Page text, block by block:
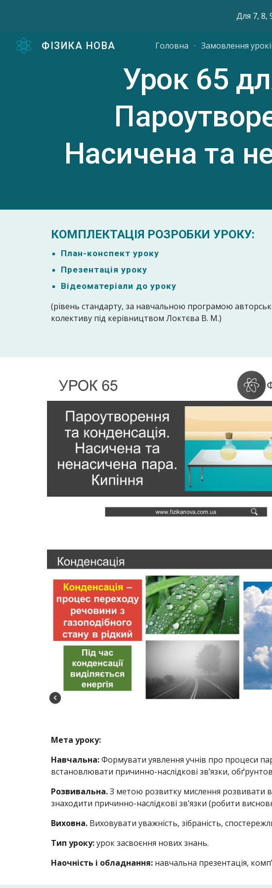
Skip to main
Для 7, 8,
ФІЗИКА НОВА Головна Замовлення
Урок 65
Насичена та
КОМПЛЕКТАЦІЯ РОЗРОБКИ УРОКУ:
План-конспект уроку
Презентація уроку
Відеоматеріали до уроку
(рівень стандарту, за навчальною програмою
колективу під керівництвом Локтєва В. М.)
Мета уроку:
Навчальна:Формувати уявлення учнів про процеси
встановлювати причинно-наслідкові зв’язки,
Розвивальна.З метою розвитку мислення розвивати
знаходити причинно-наслідкові зв’язки (робити
Виховна. Виховувати уважність, зібраність,
Тип уроку:урок засвоєння нових знань.
Наочність і обладнання: навчальна презентація,